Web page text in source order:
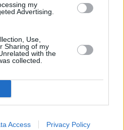
my
Advertising.
Use,
Sharing of my
with the
collected.
Access Privacy Policy
τα σχέδια
που μοιάζουν με
βρίσκονται στη Γη